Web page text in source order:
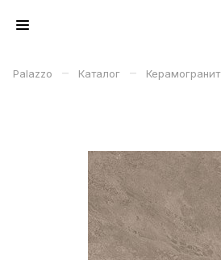
Palazzo – Каталог – Керамогранит